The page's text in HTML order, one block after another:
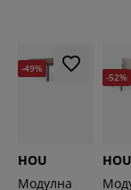
-49%
HOU
Модулна
-52%
HOU